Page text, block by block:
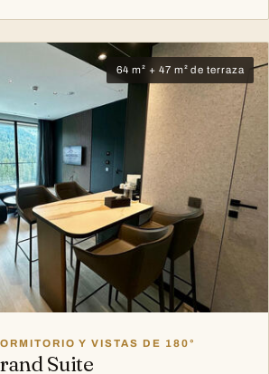
64 m² + 47 m² de terraza
Y VISTAS DE 180°
Suite